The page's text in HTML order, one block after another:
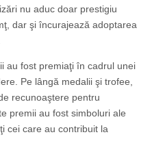
nu aduc doar prestigiu
dar şi încurajează adoptarea
au fost premiaţi în cadrul unei
Pe lângă medalii şi trofee,
recunoaştere pentru
premii au fost simboluri ale
cei care au contribuit la